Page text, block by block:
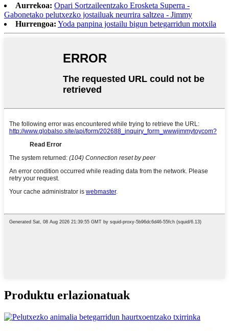
Aurrekoa: Opari Sortzaileentzako Erosketa Superra -
Gabonetako pelutxezko jostailuak neurrira saltzea - ​​Jimmy
Hurrengoa: Yoda panpina jostailu bigun betegarridun motxila
Produktu erlazionatuak